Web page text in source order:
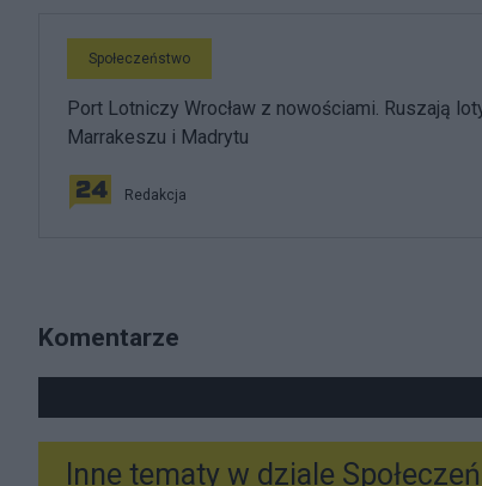
Społeczeństwo
Port Lotniczy Wrocław z nowościami. Ruszają
Marrakeszu i Madrytu
Redakcja
Komentarze
Inne tematy w dziale